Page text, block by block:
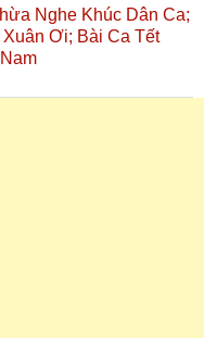
Nghe Khúc Dân Ca;
Xuân Ơi; Bài Ca Tết